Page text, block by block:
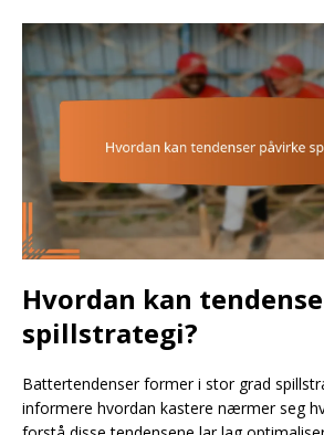
Hvordan kan
spillstrategi?
Battertendenser former i stor grad
informere hvordan kastere nærmer seg